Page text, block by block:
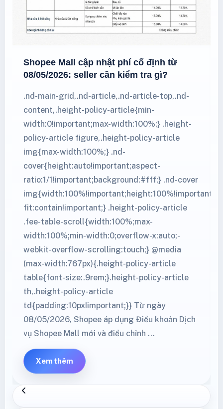
Shopee Mall cập nhật phí cố định từ
08/05/2026: seller cần kiểm tra gì?
.nd-main-grid,.nd-article,.nd-article-top,.nd-
content,.height-policy-article{min-
width:0!important;max-width:100%;} .height-
policy-article figure,.height-policy-article
img{max-width:100%;} .nd-
cover{height:auto!important;aspect-
ratio:1/1!important;background:#fff;} .nd-cover
fit:contain!important;} .height-policy-article
.fee-table-scroll{width:100%;max-
width:100%;min-width:0;overflow-x:auto;-
webkit-overflow-scrolling:touch;} @media
(max-width:767px){.height-policy-article
table{font-size:.9rem;}.height-policy-article
th,.height-policy-article
td{padding:10px!important;}} Từ ngày
08/05/2026, Shopee áp dụng Điều khoản Dịch
vụ Shopee Mall mới và điều chỉnh …
Xem thêm